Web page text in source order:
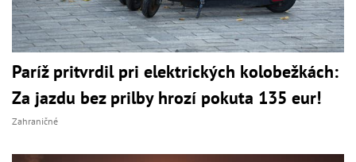
Paríž pritvrdil pri elektrických kolobežkách:
Za jazdu bez prilby hrozí pokuta 135 eur!
Zahraničné